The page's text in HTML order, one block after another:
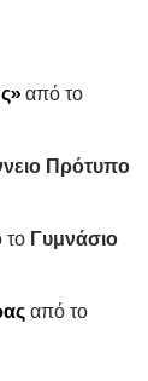
από το
Πρότυπο
Γυμνάσιο
από το